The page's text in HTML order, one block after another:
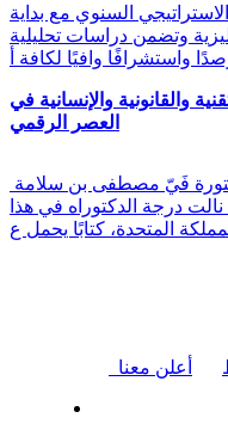
السنوي مع بداية
وتضمن دراسات تحليلية
واستشرافًا وافيًا لكافة أ
والقانونية والإنسانية في
العصر الرقمي
درجة الدكتوراه في هذا
المتحدة، كتابًا يحمل ع
أعلن معنا